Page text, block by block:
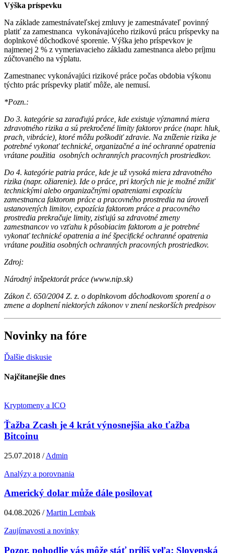
Výška príspevku
Na základe zamestnávateľskej zmluvy je zamestnávateľ povinný
platiť za zamestnanca vykonávajúceho rizikovú prácu príspevky na
doplnkové dôchodkové sporenie. Výška jeho príspevkov je
najmenej 2 % z vymeriavacieho základu zamestnanca alebo príjmu
zúčtovaného na výplatu.
Zamestnanec vykonávajúci rizikové práce počas obdobia výkonu
týchto prác príspevky platiť môže, ale nemusí.
*Pozn.:
Do 3. kategórie sa zaraďujú práce, kde existuje významná miera
zdravotného rizika a sú prekročené limity faktorov práce (napr. hluk,
prach, vibrácie), ktoré môžu poškodiť zdravie. Na zníženie rizika je
potrebné vykonať technické, organizačné a iné ochranné opatrenia
vrátane použitia osobných ochranných pracovných prostriedkov.
Do 4. kategórie patria práce, kde je už vysoká miera zdravotného
rizika (napr. ožiarenie). Ide o práce, pri ktorých nie je možné znížiť
technickými alebo organizačnými opatreniami expozíciu
zamestnanca faktorom práce a pracovného prostredia na úroveň
ustanovených limitov, expozícia faktorom práce a pracovného
prostredia prekračuje limity, zisťujú sa zdravotné zmeny
zamestnancov vo vzťahu k pôsobiacim faktorom a je potrebné
vykonať technické opatrenia a iné špecifické ochranné opatrenia
vrátane použitia osobných ochranných pracovných prostriedkov.
Zdroj:
Národný inšpektorát práce (www.nip.sk)
Zákon č. 650/2004 Z. z. o doplnkovom dôchodkovom sporení a o
zmene a doplnení niektorých zákonov v znení neskorších predpisov
Novinky na fóre
Ďalšie diskusie
Najčítanejšie dnes
Kryptomeny a ICO
Ťažba Zcash je 4 krát výnosnejšia ako ťažba
Bitcoinu
25.07.2018 /Admin
Analýzy a porovnania
Americký dolar může dále posilovat
04.08.2026 /Martin Lembak
Zaujímavosti a novinky
Pozor, pohodlie vás môže stáť príliš veľa: Slovenská